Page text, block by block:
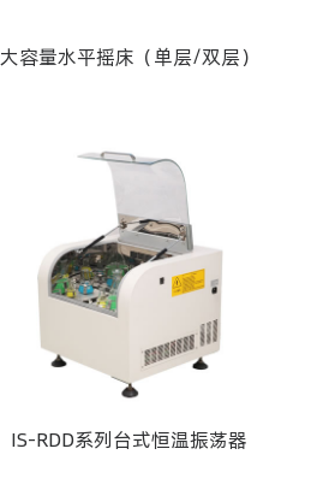
大容量水平摇床（单层/双层）
IS-RDD系列台式恒温振荡器